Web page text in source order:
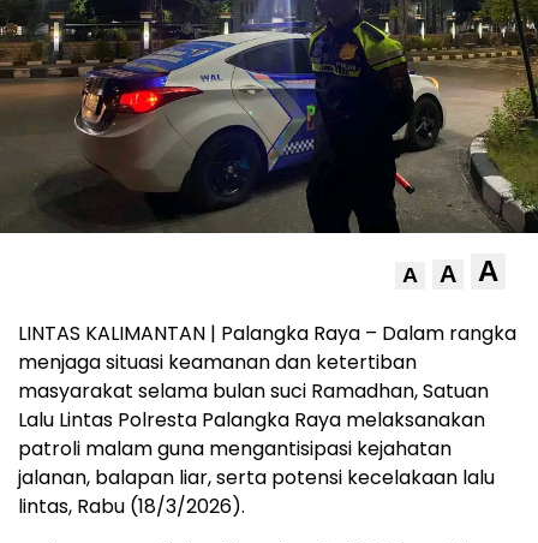
A A A
LINTAS KALIMANTAN | Palangka Raya – Dalam rangka
menjaga situasi keamanan dan ketertiban
masyarakat selama bulan suci Ramadhan, Satuan
Lalu Lintas Polresta Palangka Raya melaksanakan
patroli malam guna mengantisipasi kejahatan
jalanan, balapan liar, serta potensi kecelakaan lalu
lintas, Rabu (18/3/2026).